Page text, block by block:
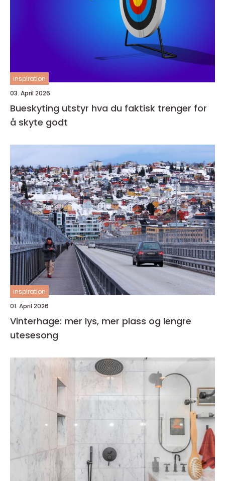
inspiration
03. April 2026
Bueskyting utstyr hva du faktisk trenger for
å skyte godt
inspiration
01. April 2026
Vinterhage: mer lys, mer plass og lengre
utesesong